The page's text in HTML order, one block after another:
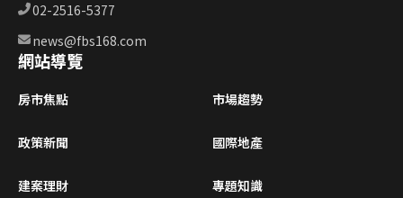
02-2516-5377
news@fbs168.com
網站導覽
房市焦點 市場趨勢
政策新聞 國際地產
建案理財 專題知識